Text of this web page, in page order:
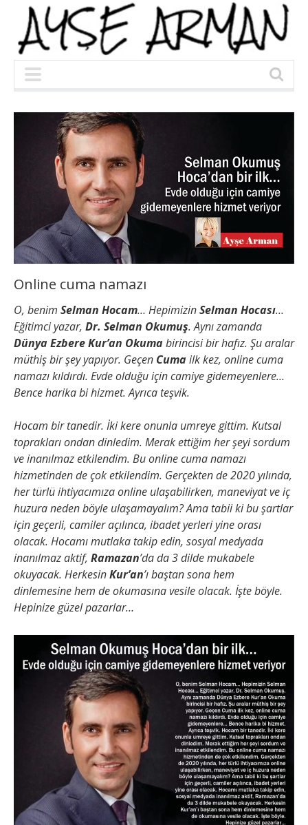
Online cuma namazı
O, benim Selman Hocam… HepimizinSelman Hocası…
Eğitimci yazar, Dr. Selman Okumuş. Aynı zamanda
Dünya Ezbere Kur’an Okumabirincisi bir hafız. Şu aralar
müthiş bir şey yapıyor. Geçen Cumailk kez, online cuma
namazı kıldırdı. Evde olduğu için camiye gidemeyenlere…
Bence harika bi hizmet. Ayrıca teşvik.
Hocam bir tanedir. İki kere onunla umreye gittim. Kutsal
toprakları ondan dinledim. Merak ettiğim her şeyi sordum
ve inanılmaz etkilendim. Bu online cuma namazı
hizmetinden de çok etkilendim. Gerçekten de 2020 yılında,
her türlü ihtiyacımıza online ulaşabilirken, maneviyat ve iç
huzura neden böyle ulaşamayalım? Ama tabii ki bu şartlar
için geçerli, camiler açılınca, ibadet yerleri yine orası
olacak. Hocamı mutlaka takip edin, sosyal medyada
inanılmaz aktif, Ramazan’da da 3 dilde mukabele
okuyacak. HerkesinKur’an’ı baştan sona hem
dinlemesine hem de okumasına vesile olacak. İşte böyle.
Hepinize güzel pazarlar…